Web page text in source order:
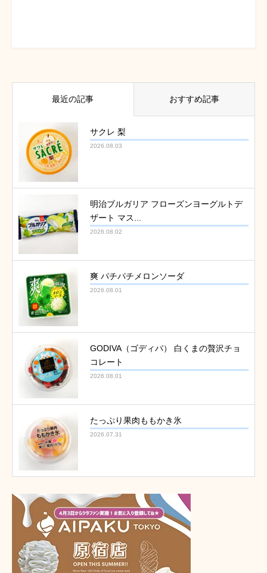
最近の記事 おすすめ記事
サクレ 梨
2026.08.03
明治ブルガリア フローズンヨーグルトデ
ザート マス...
2026.08.02
爽 パチパチメロンソーダ
2026.08.01
GODIVA（ゴディバ） 白くまの贅沢チョ
コレート
2026.08.01
たっぷり果肉ももかき氷
2026.07.31